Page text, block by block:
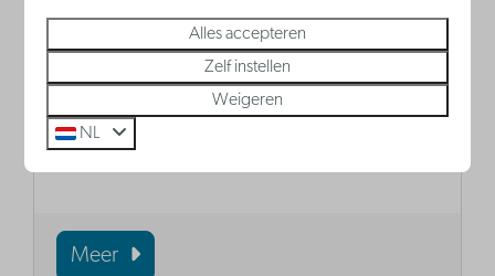
Raversyde natuurpark
Wie zin heeft in wat afwisseling, kan de zee
een paar uur aan de kant zetten en op
wandeltocht gaan door de natuur van
Meer
Alles accepteren
Zelf instellen
Weigeren
NL